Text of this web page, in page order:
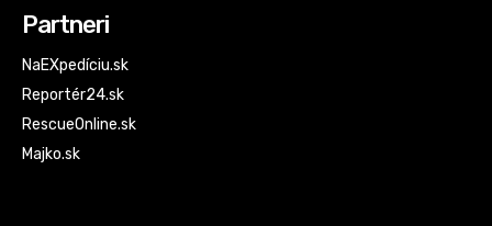
Partneri
NaEXpedíciu.sk
Reportér24.sk
RescueOnline.sk
Majko.sk